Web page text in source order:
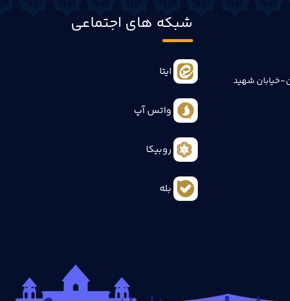
خیابان شهید
شبکه های اجتماعی
ایتا
واتس آپ
روبیکا
بله